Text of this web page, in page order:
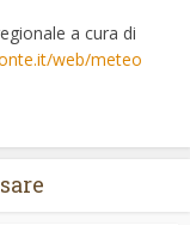
a cura di
web/meteo